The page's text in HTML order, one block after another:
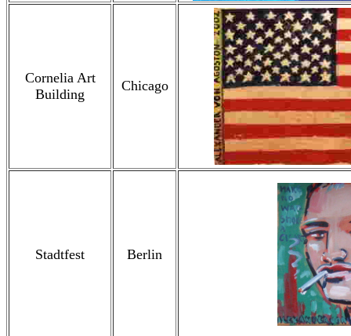
Cornelia Art
Building
Chicago
Stadtfest Berlin